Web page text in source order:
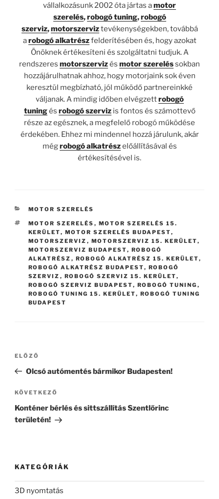
vállalkozásunk 2002 óta jártas amotor
szerelés,robogó tuning,robogó
szerviz,motorszerviztevékenységekben, továbbá
arobogó alkatrészfelderítésében és, hogy azokat
Önöknek értékesíteni és szolgáltatni tudjuk. A
rendszeres motorszervizés motor szereléssokban
hozzájárulhatnak ahhoz, hogy motorjaink sok éven
keresztül megbízható, jól működő partnereinkké
váljanak. A mindig időben elvégzettrobogó
tuningés robogó szervizis fontos és számottevő
része az egésznek, a megfelelő robogó működése
érdekében. Ehhez mi mindennel hozzá járulunk, akár
mégrobogó alkatrészelőállításával és
értékesítésével is.
KATEGÓRIÁK
MOTOR SZERELÉS
CÍMKÉK
MOTOR SZERELÉS , MOTOR SZERELÉS 15.
KERÜLET, MOTOR SZERELÉS BUDAPEST,
MOTORSZERVIZ , MOTORSZERVIZ 15. KERÜLET,
MOTORSZERVIZ BUDAPEST, ROBOGÓ
ALKATRÉSZ , ROBOGÓ ALKATRÉSZ 15. KERÜLET,
ROBOGÓ ALKATRÉSZ BUDAPEST, ROBOGÓ
SZERVIZ , ROBOGÓ SZERVIZ 15. KERÜLET,
ROBOGÓ SZERVIZ BUDAPEST, ROBOGÓ TUNING ,
ROBOGÓ TUNING 15. KERÜLET, ROBOGÓ TUNING
BUDAPEST
Bejegyzés
Korábbi
bejegyzés
ELŐZŐ
Olcsó autómentés bármikor Budapesten!
Következő
bejegyzés
KÖVETKEZŐ
Konténer bérlés és sittszállítás Szentlőrinc
területén!
KATEGÓRIÁK
3D nyomtatás